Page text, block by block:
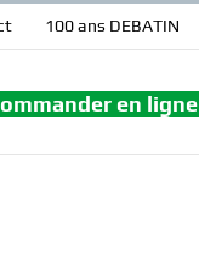
100 ans DEBATIN
en ligne